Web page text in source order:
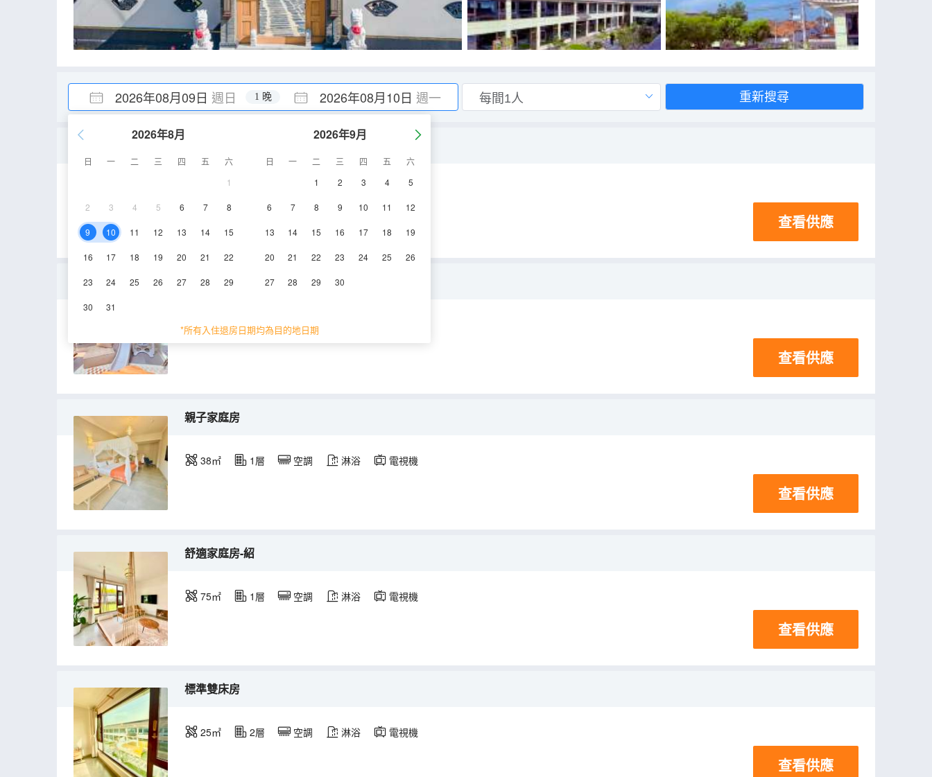
2026年08月09日 週日 2026年08月10日 週一
1 晚
2026年8月
日 一 二 三 四 五
六
1
2 3 4 5 6 7 8
9 10 11 12 13 14 15
16 17 18 19 20 21 22
23 24 25 26 27 28 29
30 31
2026年9月
日 一 二 三 四 五
六
1
2 3 4 5
6 7 8 9 10 11 12
13 14 15 16 17 18 19
20 21 22 23 24 25 26
27 28 29 30
*所有入住退房日期均為目的地日期
重新搜尋
淋浴 電視機
查看供應
温馨家庭房（瑞）
75㎡ 2層 空調
查看供應
親子家庭房
38㎡ 1層 空調 淋浴 電視機
查看供應
舒適家庭房-紹
75㎡ 1層 空調 淋浴 電視機
查看供應
標準雙床房
25㎡ 2層 空調 淋浴 電視機
查看供應